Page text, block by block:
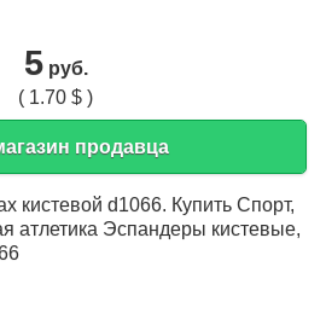
5 руб.
( 1.70 $ )
продавца
кистевой d1066. Купить Спорт,
атлетика Эспандеры кистевые,